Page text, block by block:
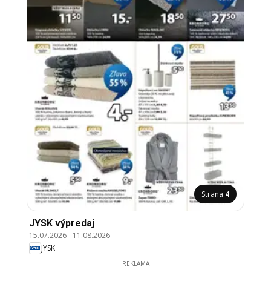
Strana 4
JYSK výpredaj
15.07.2026- 11.08.2026
JYSK
REKLAMA